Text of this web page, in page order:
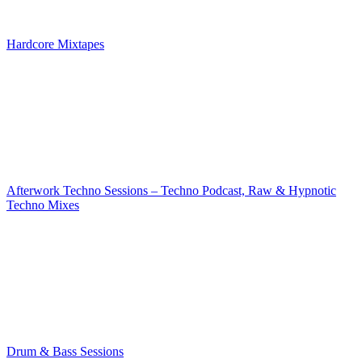
Hardcore Mixtapes
Afterwork Techno Sessions – Techno Podcast, Raw & Hypnotic
Techno Mixes
Drum & Bass Sessions